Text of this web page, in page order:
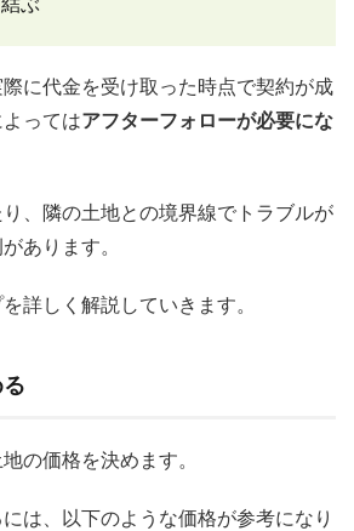
ぶ
に代金を受け取った時点で契約が成
ってはアフターフォローが必要にな
、隣の土地との境界線でトラブルが
あります。
詳しく解説していきます。
の価格を決めます。
は、以下のような価格が参考になり